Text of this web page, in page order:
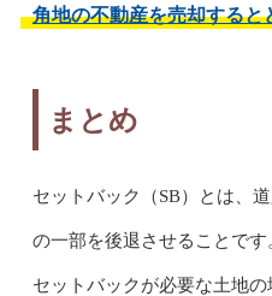
角地の不動産を売却する
まとめ
セットバック（SB）とは、
の一部を後退させることです
セットバックが必要な土地